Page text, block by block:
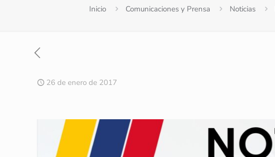
Inicio Comunicaciones y Prensa Noticias
26 de enero de 2017